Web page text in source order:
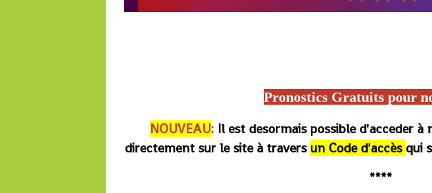
Pronostics Gratuitspour
NOUVEAU: Il est desormais possible d'acceder
directement sur le site à travers un Code d'accès qui
****